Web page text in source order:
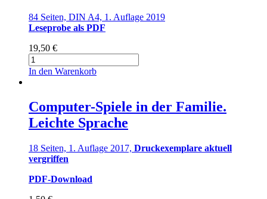
84 Seiten, DIN A4, 1. Auflage 2019
Leseprobe als PDF
19,50 €
Arbeitshilfe:
Cyber-
–
Prävention
von
Online-
Konflikten
Menge
In den Warenkorb
Computer-Spiele in der Familie.
Leichte Sprache
18 Seiten, 1. Auflage 2017, Druckexemplare aktuell
vergriffen
PDF-Download